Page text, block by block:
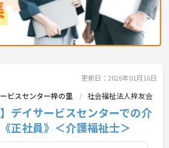
更新日：2026年01月16日
ビスセンター梓の里 社会福祉法人梓友会
デイサービスセンターでの介
正社員》＜介護福祉士＞